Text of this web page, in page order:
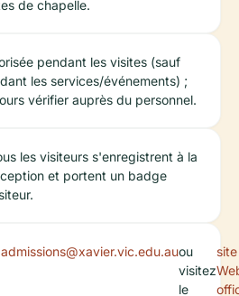
de chapelle.
pendant les visites (sauf
les services/événements) ;
vérifier auprès du personnel.
les visiteurs s'enregistrent à la
et portent un badge
admissions@xavier.vic.edu.auou
visitez
le
site